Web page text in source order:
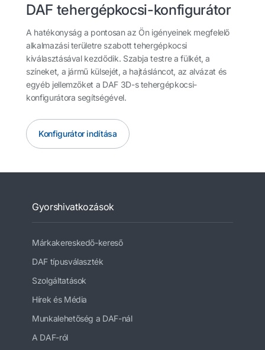
DAF tehergépkocsi-konfigurátor
A hatékonyság a pontosan az Ön igényeinek megfelelő
alkalmazási területre szabott tehergépkocsi
kiválasztásával kezdődik. Szabja testre a fülkét, a
színeket, a jármű külsejét, a hajtásláncot, az alvázat és
egyéb jellemzőket a DAF 3D-s tehergépkocsi-
konfigurátora segítségével.
Konfigurátor indítása
Gyorshivatkozások
Márkakereskedő-kereső
DAF típusválaszték
Szolgáltatások
Hírek és Média
Munkalehetőség a DAF-nál
A DAF-ról